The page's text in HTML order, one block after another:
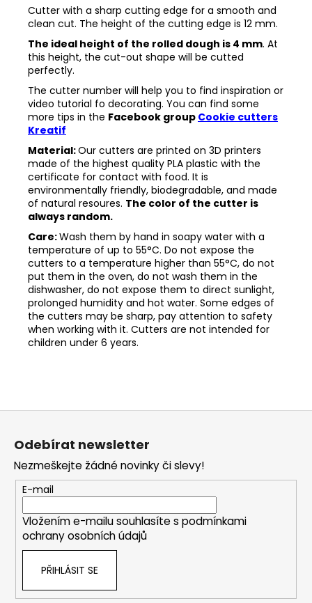
Cutter with a sharp cutting edge for a smooth and
clean cut. The height of the cutting edge is 12 mm.
The ideal height of the rolled dough is 4 mm. At
this height, the cut-out shape will be cutted
perfectly.
The cutter number will help you to find inspiration or
video tutorial fo decorating. You can find some
more tips in the Facebook group Cookie cutters
Kreatif
Material:Our cutters are printed on 3D printers
made of the highest quality PLA plastic with the
certificate for contact with food. It is
environmentally friendly, biodegradable, and made
of natural resoures. The color of the cutter is
always random.
Care:Wash them by hand in soapy water with a
temperature of up to 55°C. Do not expose the
cutters to a temperature higher than 55°C, do not
put them in the oven, do not wash them in the
dishwasher, do not expose them to direct sunlight,
prolonged humidity and hot water. Some edges of
the cutters may be sharp, pay attention to safety
when working with it. Cutters are not intended for
children under 6 years.
Z
Odebírat newsletter
Nezmeškejte žádné novinky či slevy!
E-mail
Vložením e-mailu souhlasíte s podmínkami
ochrany osobních údajů
PŘIHLÁSIT SE